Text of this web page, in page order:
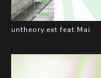
untheory.ext feat.Mai